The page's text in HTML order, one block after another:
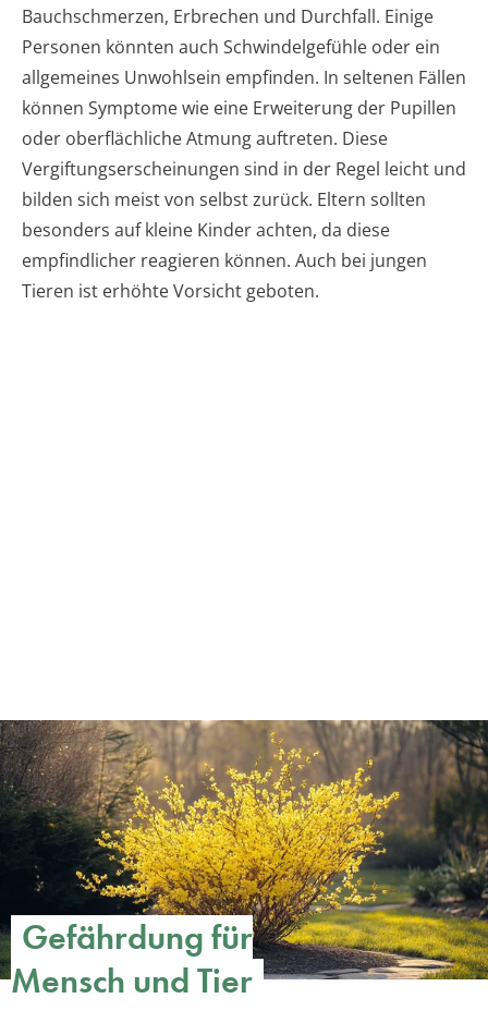
Bauchschmerzen, Erbrechen und Durchfall. Einige
Personen könnten auch Schwindelgefühle oder ein
allgemeines Unwohlsein empfinden. In seltenen Fällen
können Symptome wie eine Erweiterung der Pupillen
oder oberflächliche Atmung auftreten. Diese
Vergiftungserscheinungen sind in der Regel leicht und
bilden sich meist von selbst zurück. Eltern sollten
besonders auf kleine Kinder achten, da diese
empfindlicher reagieren können. Auch bei jungen
Tieren ist erhöhte Vorsicht geboten.
Gefährdung für
Mensch und Tier